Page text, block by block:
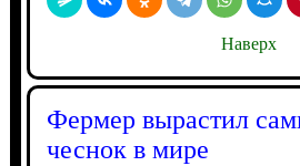
Наверх
Фермер вырастил
чеснок в мире